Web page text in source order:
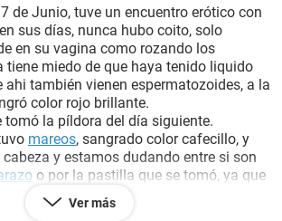
de Junio, tuve un encuentro erótico con
sus días, nunca hubo coito, solo
en su vagina como rozando los
tiene miedo de que haya tenido liquido
ahi también vienen espermatozoides, a la
color rojo brillante.
tomó la píldora del día siguiente.
mareos, sangrado color cafecillo, y
y estamos dudando entre si son
o por la pastilla que se tomó, ya que
la primera vez que toma esa pastilla, y no
¿Hayriesgo de embarazo
Ver más